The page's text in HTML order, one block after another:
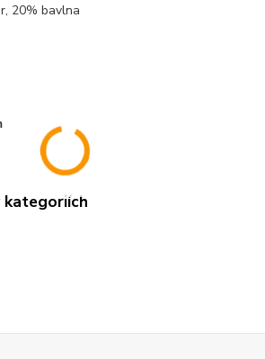
20% bavlna
kategoriích